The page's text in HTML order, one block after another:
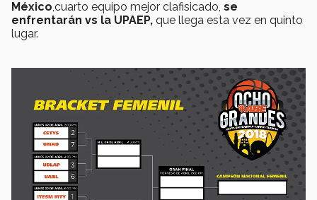
México,cuarto equipo mejor clafisicado, se
enfrentarán vs la UPAEP, que llega esta vez en quinto
lugar.